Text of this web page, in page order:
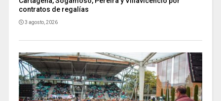
contratos de regalías
3 agosto, 2026